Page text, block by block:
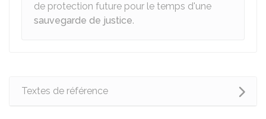
de protection future pour le temps d'une
sauvegarde de justice.
Textes de référence